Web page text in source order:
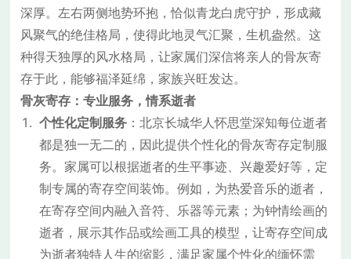
深厚。左右两侧地势环抱，恰似青龙白虎守护，形成藏
风聚气的绝佳格局，使得此地灵气汇聚，生机盎然。这
种得天独厚的风水格局，让家属们深信将亲人的骨灰寄
存于此，能够福泽延绵，家族兴旺发达。
骨灰寄存：专业服务，情系逝者
个性化定制服务 ：北京长城华人怀思堂深知每位逝者
都是独一无二的，因此提供个性化的骨灰寄存定制服
务。家属可以根据逝者的生平事迹、兴趣爱好等，定
制专属的寄存空间装饰。例如，为热爱音乐的逝者，
在寄存空间内融入音符、乐器等元素；为钟情绘画的
逝者，展示其作品或绘画工具的模型，让寄存空间成
为逝者独特人生的缩影，满足家属个性化的缅怀需